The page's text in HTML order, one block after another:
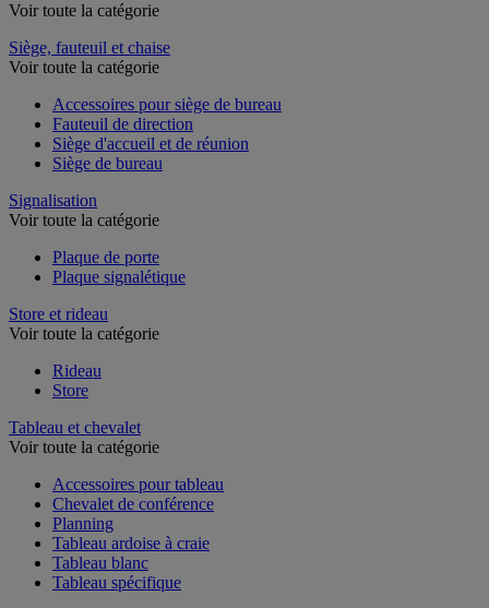
Voir toute la catégorie
Siège, fauteuil et chaise
Voir toute la catégorie
Accessoires pour siège de bureau
Fauteuil de direction
Siège d'accueil et de réunion
Siège de bureau
Signalisation
Voir toute la catégorie
Plaque de porte
Plaque signalétique
Store et rideau
Voir toute la catégorie
Rideau
Store
Tableau et chevalet
Voir toute la catégorie
Accessoires pour tableau
Chevalet de conférence
Planning
Tableau ardoise à craie
Tableau blanc
Tableau spécifique